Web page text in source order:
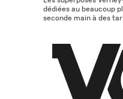
dédiées au beaucoup
seconde main à des